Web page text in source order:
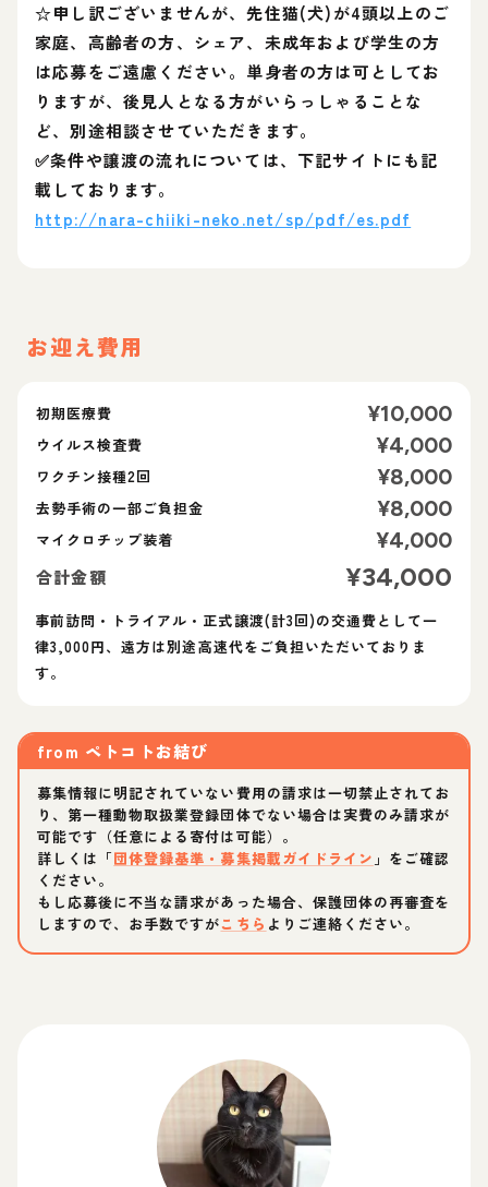
☆申し訳ございませんが、先住猫(犬)が4頭以上のご
家庭、高齢者の方、シェア、未成年および学生の方
は応募をご遠慮ください。単身者の方は可としてお
りますが、後見人となる方がいらっしゃることな
ど、別途相談させていただきます。
✅条件や譲渡の流れについては、下記サイトにも記
載しております。
http://nara-chiiki-neko.net/sp/pdf/es.pdf
お迎え費用
初期医療費 ¥10,000
ウイルス検査費 ¥4,000
ワクチン接種2回 ¥8,000
去勢手術の一部ご負担金 ¥8,000
マイクロチップ装着 ¥4,000
合計金額 ¥34,000
事前訪問・トライアル・正式譲渡(計3回)の交通費として一
律3,000円、遠方は別途高速代をご負担いただいておりま
す。
from ペトコトお結び
募集情報に明記されていない費用の請求は一切禁止されてお
り、第一種動物取扱業登録団体でない場合は実費のみ請求が
可能です（任意による寄付は可能）。
詳しくは「団体登録基準・募集掲載ガイドライン 」をご確認
ください。
もし応募後に不当な請求があった場合、保護団体の再審査を
しますので、お手数ですがこちら よりご連絡ください。